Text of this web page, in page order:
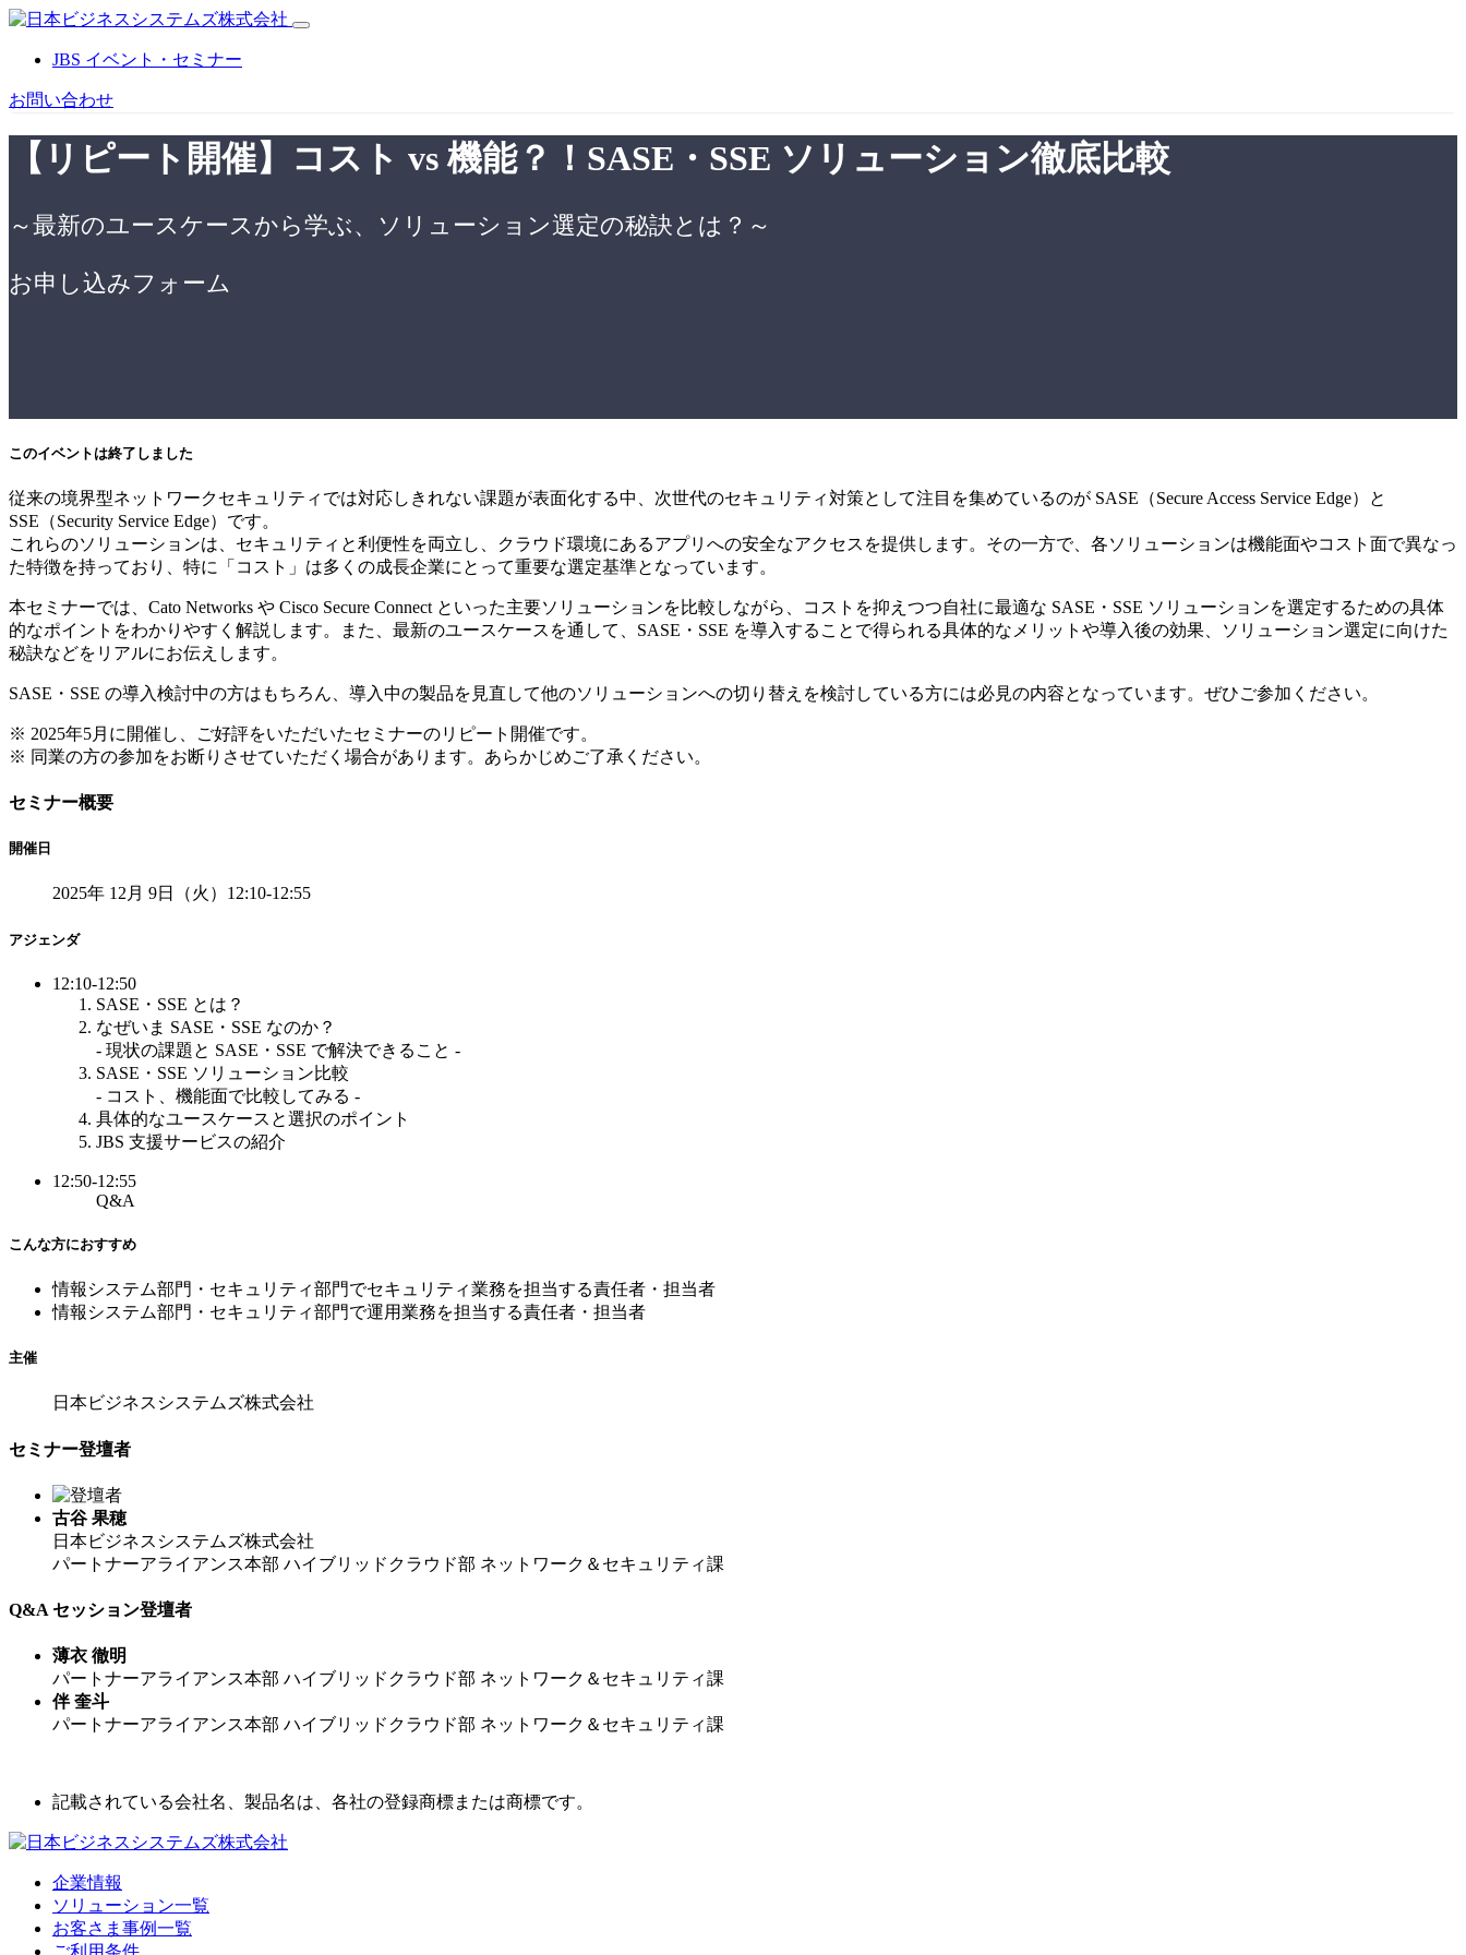
JBS イベント・セミナー
お問い合わせ
【リピート開催】 コスト vs 機能？！SASE・SSE ソリューション徹底比較
～最新のユースケースから学ぶ、ソリューション選定の秘訣とは？～
お申し込みフォーム
このイベントは終了しました
従来の境界型ネットワークセキュリティでは対応しきれない課題が表面化する中、次世代のセキュリティ対策として注目を集めているのが SASE（Secure Access Service Edge）と
SSE（Security Service Edge）です。
これらのソリューションは、セキュリティと利便性を両立し、クラウド環境にあるアプリへの安全なアクセスを提供します。その一方で、各ソリューションは機能面やコスト面で異なっ
た特徴を持っており、特に「コスト」は多くの成長企業にとって重要な選定基準となっています。
本セミナーでは、Cato Networks や Cisco Secure Connect といった主要ソリューションを比較しながら、コストを抑えつつ自社に最適な SASE・SSE ソリューションを選定するための具体
的なポイントをわかりやすく解説します。また、最新のユースケースを通して、SASE・SSE を導入することで得られる具体的なメリットや導入後の効果、ソリューション選定に向けた
秘訣などをリアルにお伝えします。
SASE・SSE の導入検討中の方はもちろん、導入中の製品を見直して他のソリューションへの切り替えを検討している方には必見の内容となっています。ぜひご参加ください。
※ 2025年5月に開催し、ご好評をいただいたセミナーのリピート開催です。
※ 同業の方の参加をお断りさせていただく場合があります。あらかじめご了承ください。
セミナー概要
開催日
2025年 12月 9日（火）12:10-12:55
アジェンダ
12:10-12:50
SASE・SSE とは？
なぜいま SASE・SSE なのか？
- 現状の課題と SASE・SSE で解決できること -
SASE・SSE ソリューション比較
- コスト、機能面で比較してみる -
具体的なユースケースと選択のポイント
JBS 支援サービスの紹介
12:50-12:55
Q&A
こんな方におすすめ
情報システム部門・セキュリティ部門でセキュリティ業務を担当する責任者・担当者
情報システム部門・セキュリティ部門で運用業務を担当する責任者・担当者
主催
日本ビジネスシステムズ株式会社
セミナー登壇者
古谷 果穂
日本ビジネスシステムズ株式会社
パートナーアライアンス本部 ハイブリッドクラウド部 ネットワーク＆セキュリティ課​
Q&A セッション登壇者
薄衣 徹明​
パートナーアライアンス本部 ハイブリッドクラウド部 ネットワーク＆セキュリティ課​
伴 奎斗​
パートナーアライアンス本部 ハイブリッドクラウド部 ネットワーク＆セキュリティ課​
記載されている会社名、製品名は、各社の登録商標または商標です。
企業情報
ソリューション一覧
お客さま事例一覧